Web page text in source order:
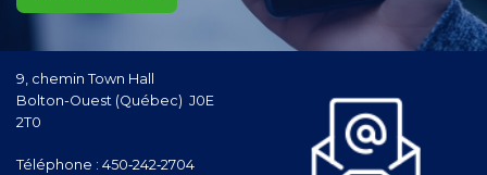
9, chemin Town Hall
Bolton-Ouest (Québec) J0E
2T0
Téléphone : 450‑242‑2704